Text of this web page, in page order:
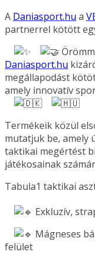
A Daniasport.hu a
partnerrel kötött
Daniasport.hu
megállapodást
amely innovatív
Termékeik közül
mutatjuk be, amely
taktikai megértést
játékosainak
Tabula1 taktikai
Exkluzív,
Mágneses
felület